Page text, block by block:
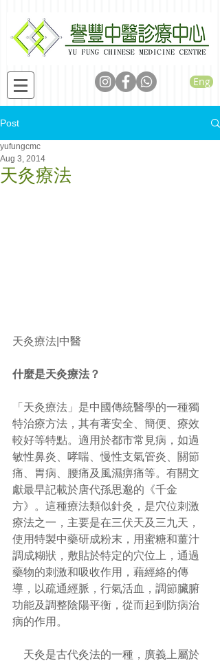
Eng
Post
天灸療法
yufungcmc
Aug 3, 2014
天灸療法|中醫​
什麼是天灸療法？
「天灸療法」是中國傳統醫學的一種獨
特治療方法，其有著安全、簡便、療效
較好等特點。適用於都市常見病，如過
敏性鼻炎、哮喘、慢性支氣管炎、關節
痛、胃病、腰痛及風濕痹痛等。有關文
獻最早記載於唐代孫思邈的《千金
方》。這種療法類似針灸，是穴位刺激
療法之一，主要是在三伏天及三九天，
使用特製中藥研成粉末，用蜜糖和薑汁
調成糊狀，敷貼於特定的穴位上，通過
藥物的刺激和吸收作用，藉經絡的傳
導，以疏通經脈，行氣活血，調節臟腑
功能及調整陰陽平衡，從而起到防病治
病的作用。